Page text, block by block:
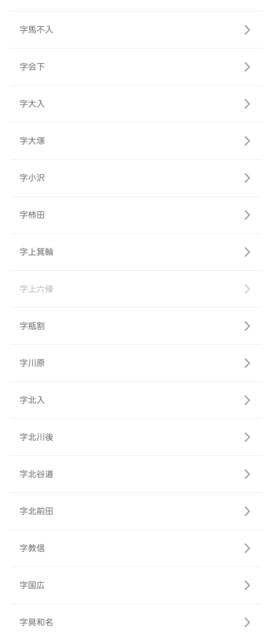
字馬不入
字会下
字大入
字大塚
字小沢
字柿田
字上箕輪
字上六條
字瓶割
字川原
字北入
字北川後
字北谷道
字北前田
字教信
字国広
字具和名